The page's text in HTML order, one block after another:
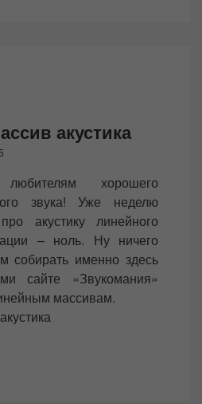
акустика
хорошего
звука! Уже неделю
акустику линейного
– ноль. Ну ничего
собирать именно здесь
сайте «Звукомания»
массивам.